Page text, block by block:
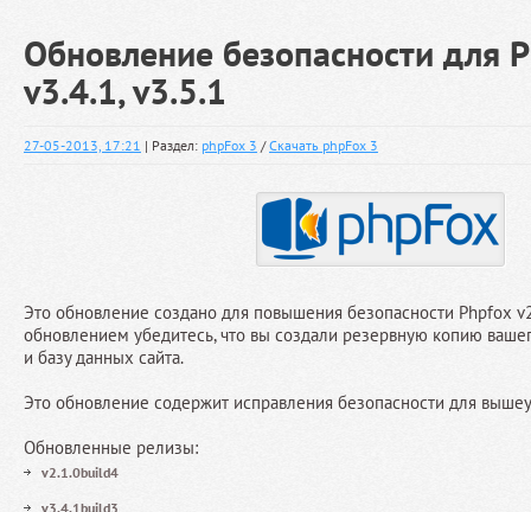
Обновление безопасности для
v3.4.1, v3.5.1
27-05-2013, 17:21 | Раздел: phpFox 3 /Скачать phpFox 3
Это обновление создано для повышения безопасности Phpfox
обновлением убедитесь, что вы создали резервную копию
и базу данных сайта.
Это обновление содержит исправления безопасности для
Обновленные релизы:
v2.1.0build4
v3.4.1build3